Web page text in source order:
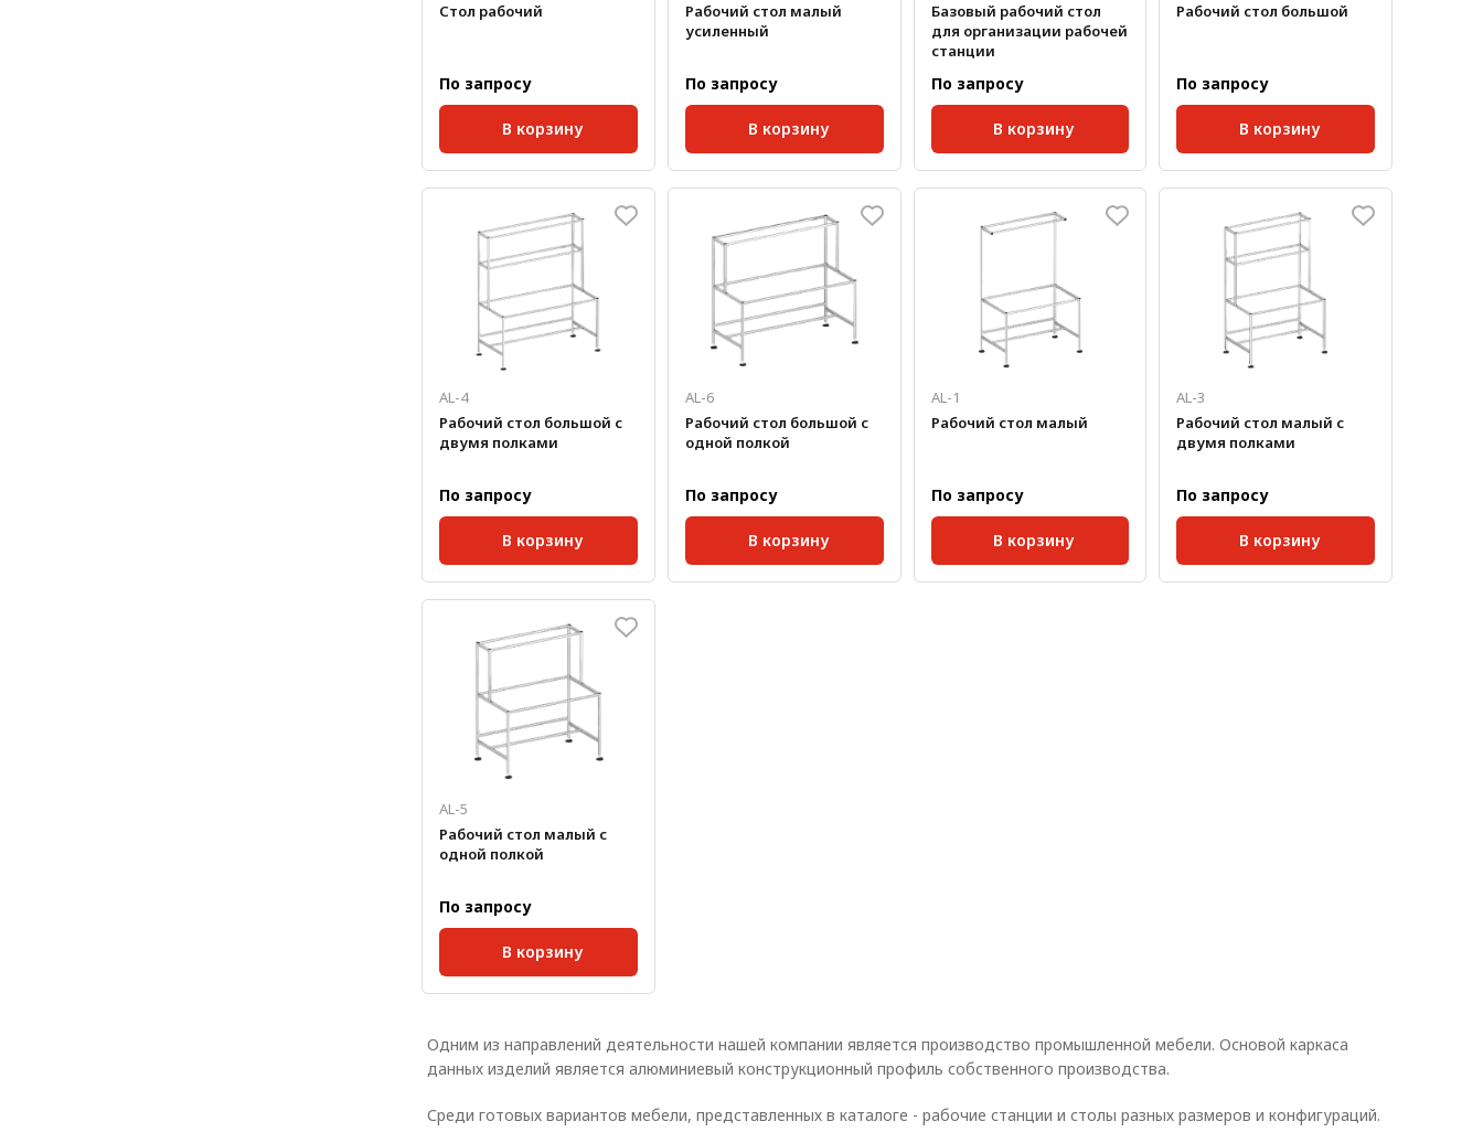
Стол рабочий
По запросу
В корзину
Нагрузка, кг: 100
Рабочий стол малый
усиленный
По запросу
В корзину
Размер паза:
10 мм;
40
Базовый рабочий стол
для организации рабочей
станции
По запросу
В корзину
Размер паза:
10 мм;
1200
Высота, мм:
1600
Рабочий стол большой
По запросу
В корзину
Размер паза: 8 мм;
AL-4
Рабочий стол большой с
двумя полками
По запросу
В корзину
AL-6
Рабочий стол большой с
одной полкой
По запросу
В корзину
Размер паза: 8 мм;
AL-1
Рабочий стол малый
По запросу
В корзину
Размер паза: 8 мм;
AL-3
Рабочий стол малый с
двумя полками
По запросу
В корзину
Размер паза: 8 мм;
AL-5
Рабочий стол малый с
одной полкой
По запросу
В корзину
Размер паза: 8 мм;
Одним из направлений деятельности нашей компании является производство промышленной мебели. Основой каркаса
данных изделий является алюминиевый конструкционный профиль собственного производства.
Среди готовых вариантов мебели, представленных в каталоге - рабочие станции и столы разных размеров и конфигураций.